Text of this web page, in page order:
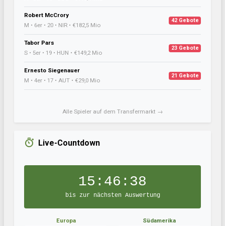
Robert McCrory
M • 6er • 20 • NIR • €182,5 Mio
42 Gebote
Tabor Pars
S • 5er • 19 • HUN • €149,2 Mio
23 Gebote
Ernesto Siegenauer
M • 4er • 17 • AUT • €29,0 Mio
21 Gebote
Alle Spieler auf dem Transfermarkt →
Live-Countdown
15:46:38
bis zur nächsten Auswertung
Europa
Südamerika